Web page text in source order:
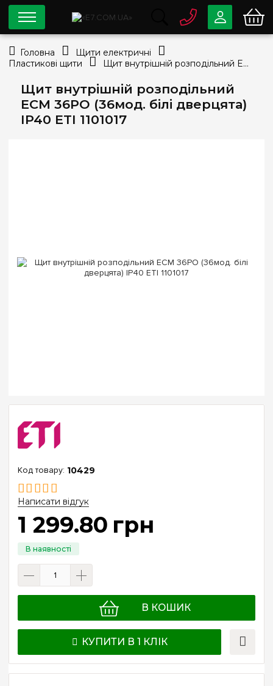
Щит внутрішній розподільний
ECM 36PO (36мод. білі дверцята)
IP40 ETI 1101017
10429
Написати відгук
1 299.80 грн
В КОШИК
КУПИТИ В 1 КЛІК
0 800
info@e7.com.ua
044334-79-78
Viber Telegram
Головна
Щити електричні
Пластикові щити
Щит внутрішній розподільний ECM 36PO (36мод. білі дверцята) IP40 ETI 1101017